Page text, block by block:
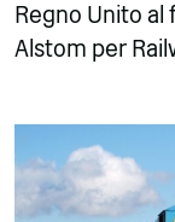
Regno Unito al
Alstom per